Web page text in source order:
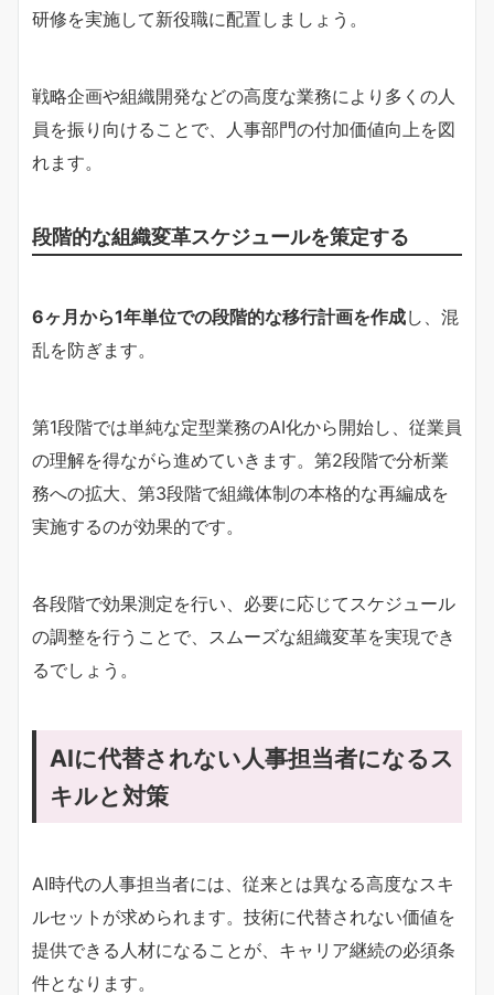
研修を実施して新役職に配置しましょう。
戦略企画や組織開発などの高度な業務により多くの人
員を振り向けることで、人事部門の付加価値向上を図
れます。
段階的な組織変革スケジュールを策定する
6ヶ月から1年単位での段階的な移行計画を作成し、混
乱を防ぎます。
第1段階では単純な定型業務のAI化から開始し、従業員
の理解を得ながら進めていきます。第2段階で分析業
務への拡大、第3段階で組織体制の本格的な再編成を
実施するのが効果的です。
各段階で効果測定を行い、必要に応じてスケジュール
の調整を行うことで、スムーズな組織変革を実現でき
るでしょう。
AIに代替されない人事担当者になるス
キルと対策
AI時代の人事担当者には、従来とは異なる高度なスキ
ルセットが求められます。技術に代替されない価値を
提供できる人材になることが、キャリア継続の必須条
件となります。